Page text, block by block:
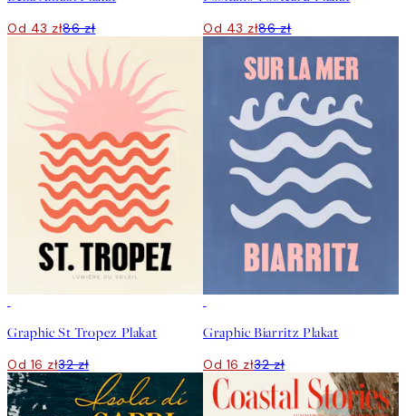
Od 43 zł86 zł Od 43 zł86 zł
Graphic St Tropez Plakat
Od 16 zł32 zł
Graphic Biarritz Plakat
Od 16 zł32 zł